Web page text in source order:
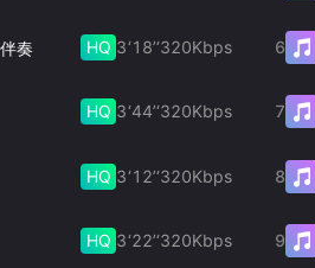
奏 HQ 3‘18’‘320Kbps
HQ 3‘44’‘320Kbps
HQ 3‘12’‘320Kbps
HQ 3‘22’‘320Kbps
6
7
8
9